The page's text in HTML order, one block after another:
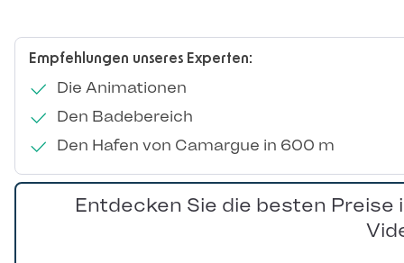
Empfehlungen unseres Experten:
Die Animationen
Den Badebereich
Den Hafen von Camargue in 600 m
Entdecken Sie die besten Preise